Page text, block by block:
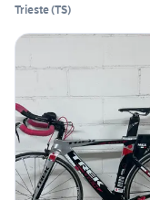
Trieste(TS)